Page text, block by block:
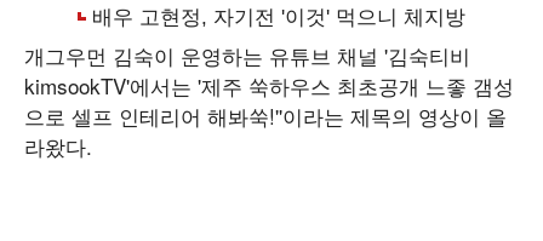
개그우먼 김숙이 운영하는 유튜브 채널 '김숙티비
kimsookTV'에서는 '제주 쑥하우스 최초공개 느좋 갬성
으로 셀프 인테리어 해봐쑥!''이라는 제목의 영상이 올
라왔다.